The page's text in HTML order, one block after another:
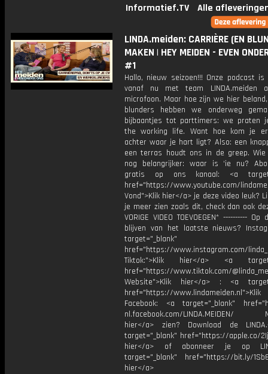
Informatief.TV
Alle
LINDA.meiden: CARRIÈRE (EN
MAKEN | HEY MEIDEN - EVEN
#1
Hallo, nieuw seizoen!!! Onze podcast
vanaf nu met team LINDA.meiden
microfoon. Maar hoe zijn we hier
blunders hebben we onderweg
bijbaantjes tot parttimers: we praten
the working life. Want hoe kom je
achter waar je hart ligt? Also: een
een terras houdt ons in de greep. Wie
nog belangrijker: waar is ‘ie nu?
gratis op ons kanaal: <a
href="https://www.youtube.com/
Vond">Klik hier</a> je deze video leuk?
je meer zien zoals dit, check dan ook
VORIGE VIDEO TOEVOEGEN* ----------
blijven van het laatste nieuws?
target="_blank"
href="https://www.instagram.com/
Tiktok:">Klik hier</a> <a
href="https://www.tiktok.com/
Website">Klik hier</a> : <a
href="https://
Facebook: <a target="_blank"
nl.facebook.com/LINDA.MEIDEN/
hier</a> zien? Download de
target="_blank" href="https://apple.co/
hier</a> of abonneer je op
target="_blank" href="https://bit.ly/
hier</a>